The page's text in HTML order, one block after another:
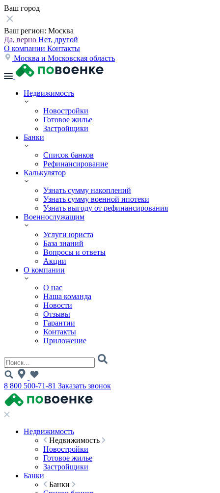
Ваш город
Ваш регион: Москва
Да, верно Нет, другой
О компании Контакты
Москва и Московская область
Недвижимость
Новостройки
Готовое жилье
Застройщики
Банки
Список банков
Рефинансирование
Калькулятор
Узнать сумму накоплений
Узнать сумму военной ипотеки
Узнать выгоду от рефинансирования
Военнослужащим
Услуги юриста
База знаний
Вопросы и ответы
Акции
О компании
О нас
Наша команда
Новости
Отзывы
Гарантии
Контакты
Приложение
8 800 500-71-81 Заказать звонок
Недвижимость
Недвижимость
Новостройки
Готовое жилье
Застройщики
Банки
Банки